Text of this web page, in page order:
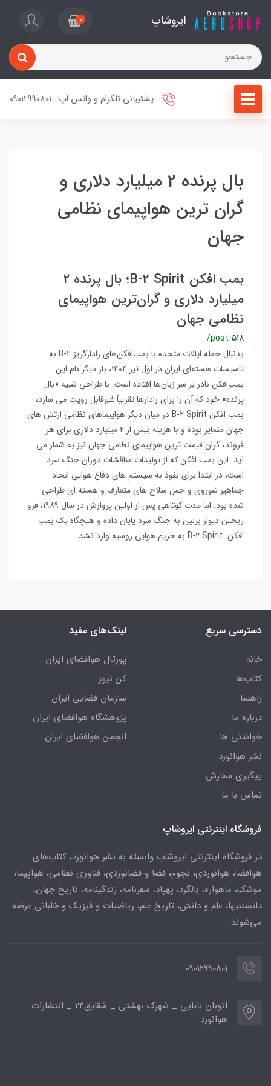
ایروشاپ 0
پشتیبانی تلگرام و واتس اپ : 09012990801
بال پرنده 2 میلیارد دلاری و
گران ترین هواپیمای نظامی
جهان
بمب افکن B-2 Spirit؛ بال پرنده ۲
میلیارد دلاری و گران‌ترین هواپیمای
نظامی جهان
/post-518
بدنبال حمله ایالات متحده با بمب‌افکن‌های رادارگریز B-2 به
تاسیسات هسته‌ای ایران در اول تیر ۱۴۰۴، بار دیگر نام این
بمب‌افکن نادر بر سر زبان‌ها افتاده است. با طراحی شبیه «بال
پرنده» خود که آن را برای رادارها تقریباً غیرقابل رویت می سازد،
بمب افکن B-2 Spirit در میان دیگر هواپیماهای نظامی ارتش های
جهان متمایز بوده و با هزینه بیش از ۲ میلیارد دلاری برای هر
فروند، گران قیمت ترین هواپیمای نظامی جهان نیز به شمار می
آید. این بمب افکن که از تولیدات مناقشات دوران جنگ سرد
است، در ابتدا برای نفوذ به سیستم های دفاع هوایی اتحاد
جماهیر شوروی و حمل سلاح های متعارف و هسته ای طراحی
شده بود. اما مدت کوتاهی پس از اولین پروازش در سال ۱۹۸۹، فرو
ریختن دیوار برلین به جنگ سرد پایان داده و هیچگاه یک بمب
افکن B-2 Spirit به حریم هوایی روسیه وارد نشد.
دسترسی سریع
خانه
کتاب‌ها
راهنما
درباره ما
خواندنی ها
نشر هوانورد
پیگیری سفارش
تماس با ما
لینک‌های مفید
پورتال هوافضای ایران
کن نیوز
سازمان فضایی ایران
پژوهشگاه هوافضای ایران
انجمن هوافضای ایران
فروشگاه اینترنتی ایروشاپ
در فروشگاه اینترنتی ایروشاپ وابسته به نشر هوانورد، کتاب‌های
هوافضا، هوانوردی، نجوم، فضا و فضانوردی، فناوری نظامی، هواپیما،
موشک، ماهواره، بالگرد، پهپاد، سفرنامه، زندگینامه، تاریخ جهان،
دانستنیها، علم و دانش، تاریخ علم، ریاضیات و فیزیک و خلبانی عرضه
می‌شوند.
09012990801
اتوبان بابایی _ شهرک بهشتی _ شقایق24 _ انتشارات
هوانورد